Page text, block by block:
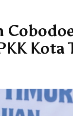
Kota